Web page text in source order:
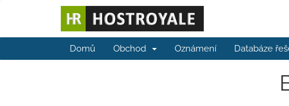
Domů Obchod Oznámení Databáze